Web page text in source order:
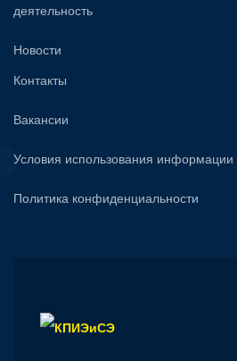
деятельность
Новости
Контакты
Вакансии
Условия использования информации
Политика конфиденциальности